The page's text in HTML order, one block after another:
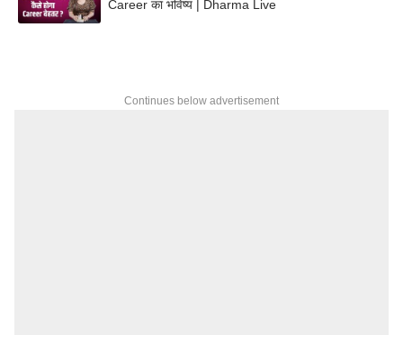
Career का भविष्य | Dharma Live
Continues below advertisement